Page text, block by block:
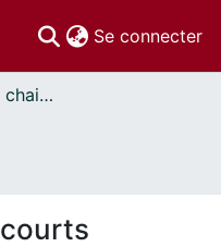
Se connecter
Instituts, centres, et chaires de recherche // Research Institutes, Centres, and Chairs